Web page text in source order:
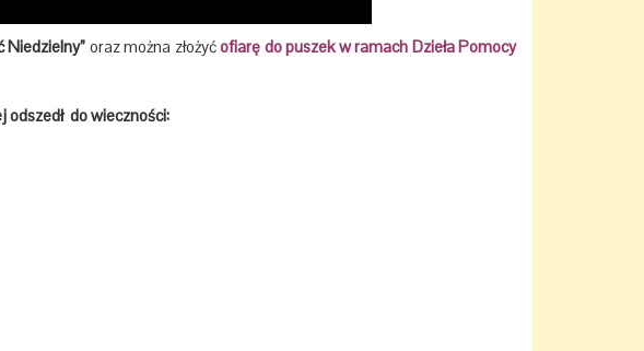
Niedzielny” oraz można złożyćofiarę do puszek w ramach Dzieła Pomocy
odszedł do wieczności: